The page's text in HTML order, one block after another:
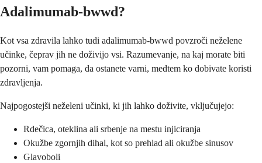
Adalimumab-bwwd?
Kot vsa zdravila lahko tudi adalimumab-bwwd povzroči neželene
učinke, čeprav jih ne doživijo vsi. Razumevanje, na kaj morate biti
pozorni, vam pomaga, da ostanete varni, medtem ko dobivate koristi
zdravljenja.
Najpogostejši neželeni učinki, ki jih lahko doživite, vključujejo:
Rdečica, oteklina ali srbenje na mestu injiciranja
Okužbe zgornjih dihal, kot so prehlad ali okužbe sinusov
Glavoboli